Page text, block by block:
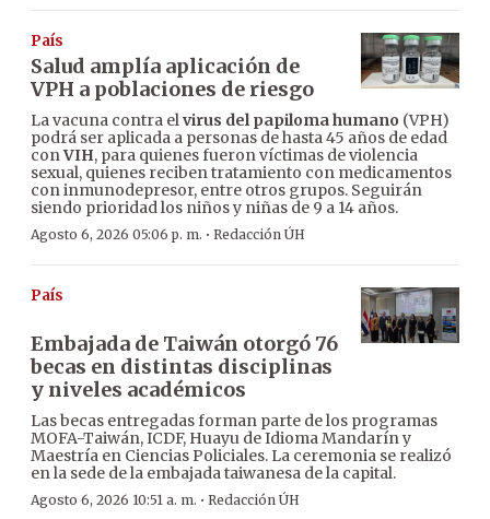
País
Salud amplía aplicación de
VPH a poblaciones de riesgo
La vacuna contra elvirus del papiloma humano (VPH)
podrá ser aplicada a personas de hasta 45 años de edad
conVIH, para quienes fueron víctimas de violencia
sexual, quienes reciben tratamiento con medicamentos
con inmunodepresor, entre otros grupos. Seguirán
siendo prioridad los niños y niñas de 9 a 14 años.
Agosto 6, 2026 05:06 p. m. · Redacción ÚH
País
Embajada de Taiwán otorgó 76
becas en distintas disciplinas
y niveles académicos
Las becas entregadas forman parte de los programas
MOFA-Taiwán, ICDF, Huayu de Idioma Mandarín y
Maestría en Ciencias Policiales. La ceremonia se realizó
en la sede de la embajada taiwanesa de la capital.
Agosto 6, 2026 10:51 a. m. · Redacción ÚH